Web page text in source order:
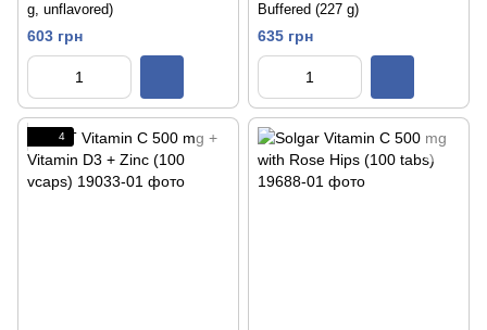
g, unflavored)
603 грн
Buffered (227 g)
635 грн
4